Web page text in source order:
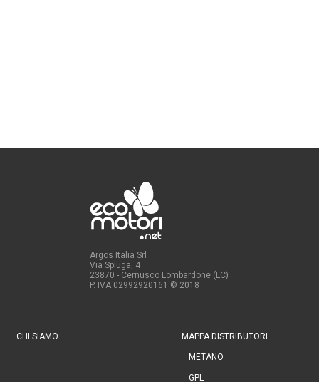
Argos Italia Srl
Via Spluga, 4
23870 - Cernusco Lombardone (LC)
P. IVA 02992920161 © 2018
CHI SIAMO MAPPA DISTRIBUTORI
METANO
GPL